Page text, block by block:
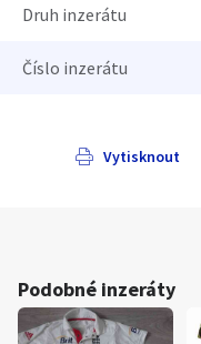
Druh inzerátu
Číslo inzerátu
Vytisknout
Podobné inzeráty